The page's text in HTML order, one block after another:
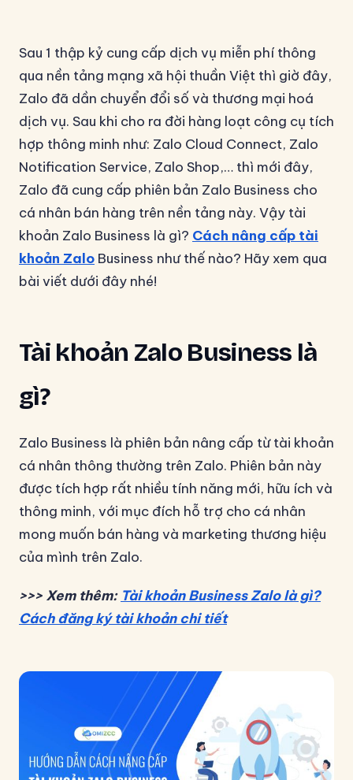
Sau 1 thập kỷ cung cấp dịch vụ miễn phí thông
qua nền tảng mạng xã hội thuần Việt thì giờ đây,
Zalo đã dần chuyển đổi số và thương mại hoá
dịch vụ. Sau khi cho ra đời hàng loạt công cụ tích
hợp thông minh như: Zalo Cloud Connect, Zalo
Notification Service, Zalo Shop,… thì mới đây,
Zalo đã cung cấp phiên bản Zalo Business cho
cá nhân bán hàng trên nền tảng này. Vậy tài
khoản Zalo Business là gì? Cách nâng cấp tài
khoản Zalo Business như thế nào? Hãy xem qua
bài viết dưới đây nhé!
Tài khoản Zalo Business là
gì?
Zalo Business là phiên bản nâng cấp từ tài khoản
cá nhân thông thường trên Zalo. Phiên bản này
được tích hợp rất nhiều tính năng mới, hữu ích và
thông minh, với mục đích hỗ trợ cho cá nhân
mong muốn bán hàng và marketing thương hiệu
của mình trên Zalo.
>>> Xem thêm: Tài khoản Business Zalo là gì?
Cách đăng ký tài khoản chi tiết